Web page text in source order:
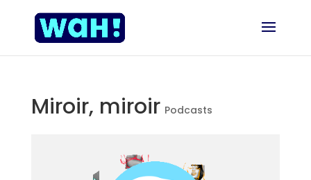
Miroir, miroir Podcasts